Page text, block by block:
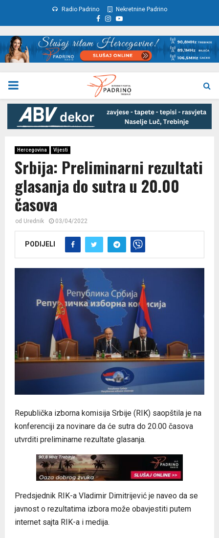
Radio Padrino Nekretnine Padrino
Facebook
Instagram
Youtube
PRIMARY
MENU
Hercegovina Vijesti
Srbija: Preliminarni rezultati
glasanja do sutra u 20.00
časova
od Urednik 03/04/2022
PODIJELI
Republička izborna komisija Srbije (RIK) saopštila je na
konferenciji za novinare da će sutra do 20.00 časova
utvrditi preliminarne rezultate glasanja.
Predsjednik RIK-a Vladimir Dimitrijević je naveo da se
javnost o rezultatima izbora može obavjestiti putem
internet sajta RIK-a i medija.